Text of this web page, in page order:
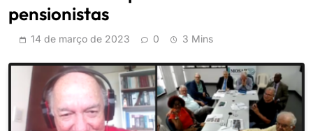
pensionistas
14 de março de 2023 0 3 Mins